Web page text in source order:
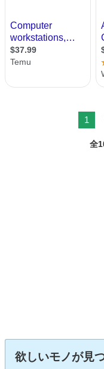
1
全
欲しいモノが見